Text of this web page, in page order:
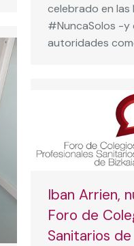
celebrado en las
#NuncaSolos -y
autoridades
Iban Arrien,
Foro de
Sanitarios de